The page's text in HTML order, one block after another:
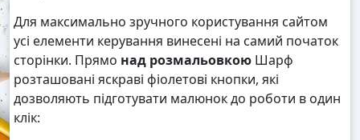
Для максимально зручного користування сайтом
усі елементи керування винесені на самий початок
сторінки. Прямо над розмальовкою Шарф
розташовані яскраві фіолетові кнопки, які
дозволяють підготувати малюнок до роботи в один
клік: